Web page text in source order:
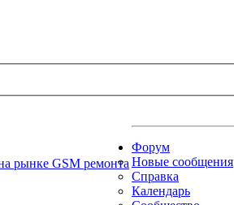
Форум
Новые сообщения
Справка
Календарь